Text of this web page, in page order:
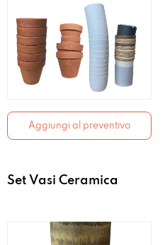
Aggiungi al preventivo
Set Vasi Ceramica